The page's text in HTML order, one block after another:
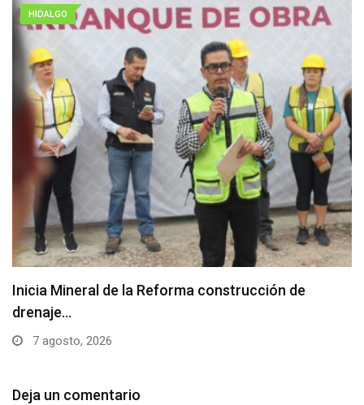
HIDALGO
Inicia Mineral de la Reforma construcción de
drenaje…
7 agosto, 2026
Deja un comentario